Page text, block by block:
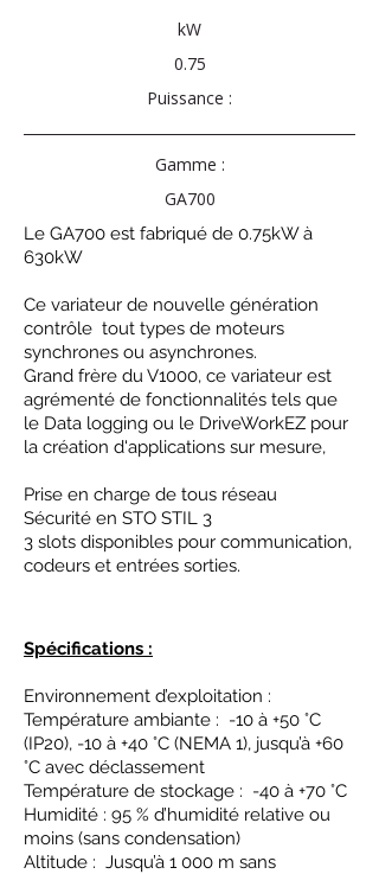
kW
0.75
Puissance :
Gamme :
GA700
Le GA700 est fabriqué de 0.75kW à
630kW
Ce variateur de nouvelle génération
contrôle tout types de moteurs
synchrones ou asynchrones.
Grand frère du V1000, ce variateur est
agrémenté de fonctionnalités tels que
le Data logging ou le DriveWorkEZ pour
la création d'applications sur mesure,
Prise en charge de tous réseau
Sécurité en STO STIL 3
3 slots disponibles pour communication,
codeurs et entrées sorties.
Spécifications :
Environnement d’exploitation :
Température ambiante : -10 à +50 °C
(IP20), -10 à +40 °C (NEMA 1), jusqu’à +60
°C avec déclassement
Température de stockage : -40 à +70 °C
Humidité : 95 % d’humidité relative ou
moins (sans condensation)
Altitude : Jusqu’à 1 000 m sans